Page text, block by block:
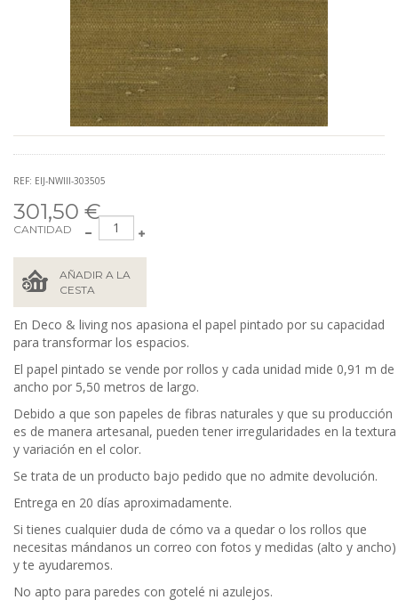
REF: EIJ-NWIII-303505
301,50 €
CANTIDAD
AÑADIR A LA
CESTA
En Deco & living nos apasiona el papel pintado por su capacidad
para transformar los espacios.
El papel pintado se vende por rollos y cada unidad mide 0,91 m de
ancho por 5,50 metros de largo.
Debido a que son papeles de fibras naturales y que su producción
es de manera artesanal, pueden tener irregularidades en la textura
y variación en el color.
Se trata de un producto bajo pedido que no admite devolución.
Entrega en 20 días aproximadamente.
Si tienes cualquier duda de cómo va a quedar o los rollos que
necesitas mándanos un correo con fotos y medidas (alto y ancho)
y te ayudaremos.
No apto para paredes con gotelé ni azulejos.